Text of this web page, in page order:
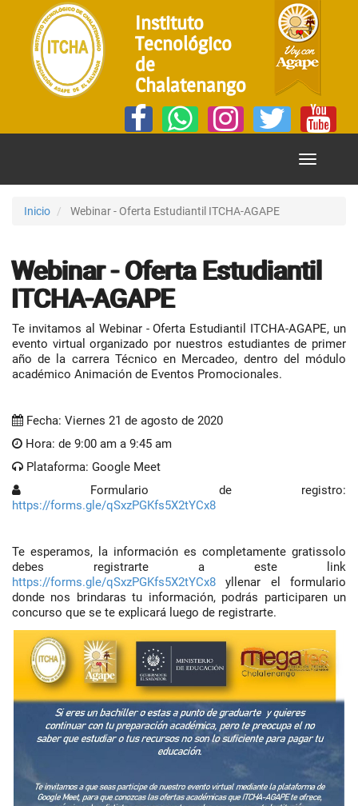
Instituto
Tecnológico
de
Chalatenango
Mostrar
Inicio Webinar - Oferta Estudiantil ITCHA-AGAPE
Webinar - Oferta Estudiantil
ITCHA-AGAPE
Te invitamos al Webinar - Oferta Estudiantil ITCHA-AGAPE, un
evento virtual organizado por nuestros estudiantes de primer
año de la carrera Técnico en Mercadeo, dentro del módulo
académico Animación de Eventos Promocionales.
Fecha: Viernes 21 de agosto de 2020
Hora: de 9:00 am a 9:45 am
Plataforma: Google Meet
Formulario de registro:
https://forms.gle/qSxzPGKfs5X2tYCx8
Te esperamos, la información es completamente gratissolo
debes registrarte a este link
https://forms.gle/qSxzPGKfs5X2tYCx8 yllenar el formulario
donde nos brindaras tu información, podrás participaren un
concurso que se te explicará luego de registrarte.